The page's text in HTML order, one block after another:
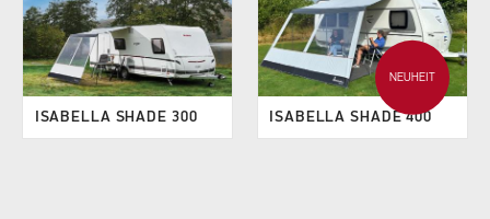
ISABELLA SHADE 300
NEUHEIT
ISABELLA SHADE 400